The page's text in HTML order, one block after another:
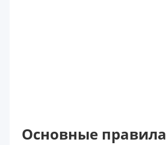
Основные правила